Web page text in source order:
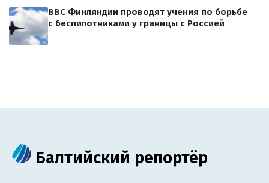
ВВС Финляндии проводят учения по борьбе
с беспилотниками у границы с Россией
Балтийский репортёр